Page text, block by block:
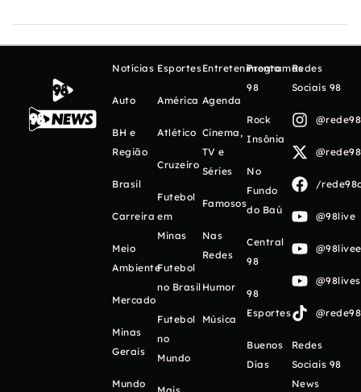
Notícias
Auto
BH e
Região
Brasil
Carreira
Meio
Ambiente
Mercado
Minas
Gerais
Mundo
Esportes
América
Atlético
Cruzeiro
Futebol
em
Minas
Futebol
no Brasil
Futebol
no
Mundo
Entretenimento
Agenda
Cinema,
TV e
Séries
Famosos
Nas
Redes
Humor
Música
Programas
98
Rock
Insônia
No
Fundo
do Baú
Central
98
98
Esportes
Buenos
Días
Redes
Sociais 98
/
@98live
Redes
Sociais 98
News